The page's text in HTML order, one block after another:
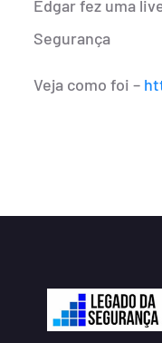
Edgar fez uma
Segurança
Veja como foi –